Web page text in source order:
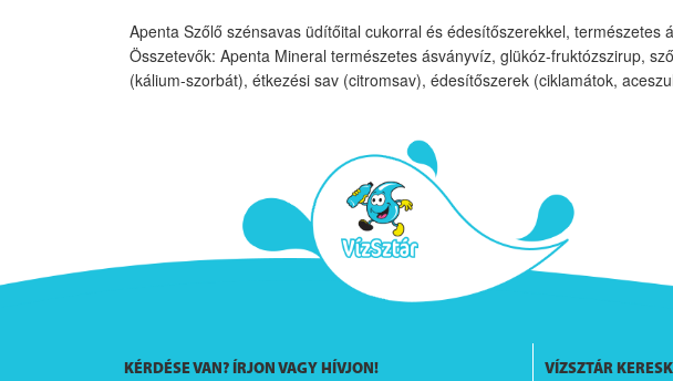
Apenta Szőlő szénsavas üdítőital cukorral és édesítőszerekkel, természetes
Összetevők: Apenta Mineral természetes ásványvíz, glükóz-fruktózszirup,
(kálium-szorbát), étkezési sav (citromsav), édesítőszerek (ciklamátok,
KÉRDÉSE VAN? ÍRJON VAGY HÍVJON!
VÍZSZTÁR